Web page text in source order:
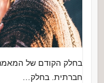
בחלק הקודם של המאמר
חברתית. בחלק…